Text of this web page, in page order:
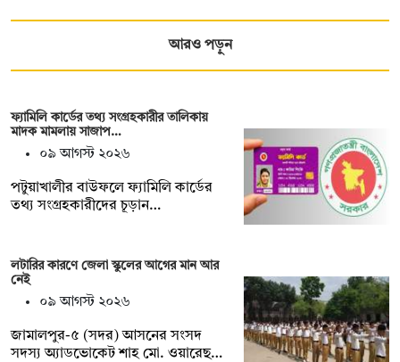
আরও পড়ুন
ফ্যামিলি কার্ডের তথ্য সংগ্রহকারীর তালিকায়
মাদক মামলায় সাজাপ…
০৯ আগস্ট ২০২৬
পটুয়াখালীর বাউফলে ফ্যামিলি কার্ডের
তথ্য সংগ্রহকারীদের চূড়ান…
লটারির কারণে জেলা স্কুলের আগের মান আর
নেই
০৯ আগস্ট ২০২৬
জামালপুর-৫ (সদর) আসনের সংসদ
সদস্য অ্যাডভোকেট শাহ মো. ওয়ারেছ…